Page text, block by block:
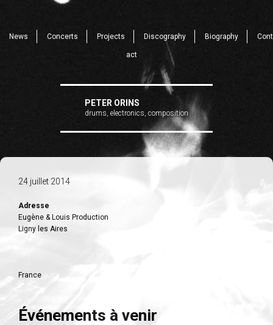
News Concerts Projects Discography Biography Cont
act
PETER ORINS
drums, electronics, composition
24 juillet 2014
Adresse
Eugène & Louis Production
Ligny les Aires
France
Événements à venir